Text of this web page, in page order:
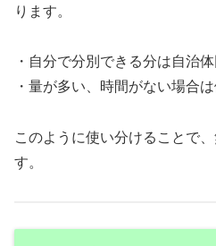
ります。
・自分で分別できる分は自治
・量が多い、時間がない場合
このように使い分けることで
す。